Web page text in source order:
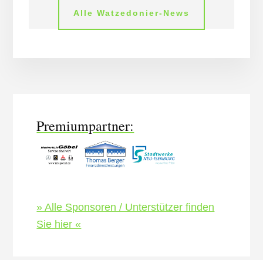
Alle Watzedonier-News
Premiumpartner:
» Alle Sponsoren / Unterstützer finden
Sie hier «